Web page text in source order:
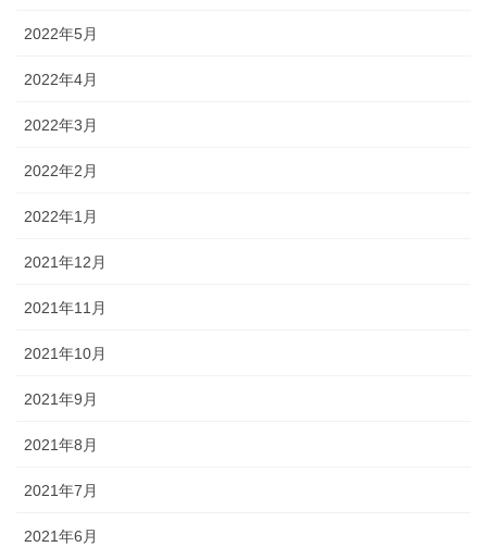
2022年5月
2022年4月
2022年3月
2022年2月
2022年1月
2021年12月
2021年11月
2021年10月
2021年9月
2021年8月
2021年7月
2021年6月